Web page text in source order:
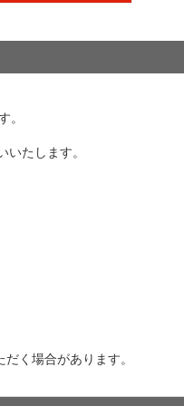
。
たします。
く場合があります。